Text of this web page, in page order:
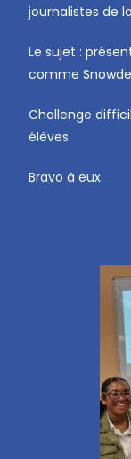
journalistes de
Le sujet :
comme
Challenge
élèves.
Bravo à eux.